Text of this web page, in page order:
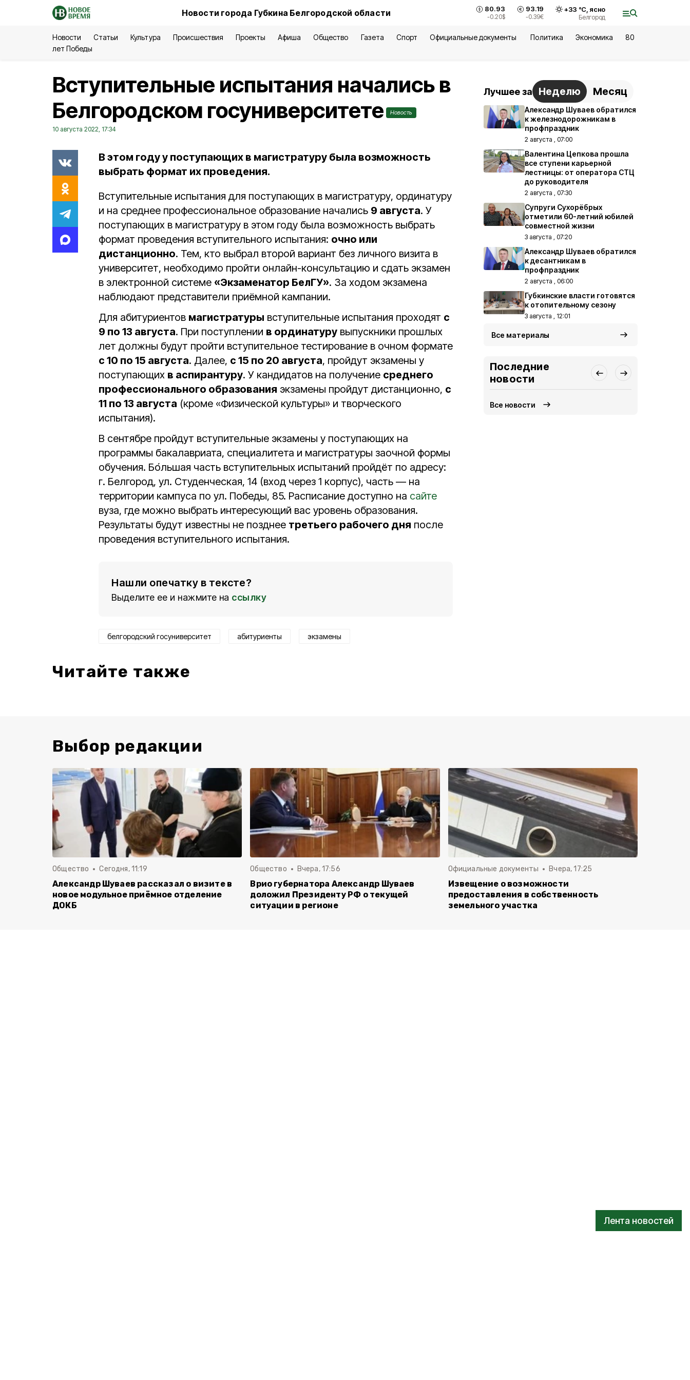
Новости города Губкина Белгородской области 80.93
-0.20$
93.19
-0.39€
+33 °С, ясно
Белгород
Новости Статьи Культура Происшествия Проекты Афиша Общество Газета Спорт Официальные документы Политика Экономика
80
лет Победы
Лента новостей
Вступительные испытания начались в
Белгородском госуниверситете
Новость
10 августа 2022, 17:34
В этом году у поступающих в магистратуру была возможность
выбрать формат их проведения.
Вступительные испытания для поступающих в магистратуру, ординатуру
и на среднее профессиональное образование начались 9 августа. У
поступающих в магистратуру в этом году была возможность выбрать
формат проведения вступительного испытания: очно или
дистанционно. Тем, кто выбрал второй вариант без личного визита в
университет, необходимо пройти онлайн-консультацию и сдать экзамен
в электронной системе «Экзаменатор БелГУ». За ходом экзамена
наблюдают представители приёмной кампании.
Для абитуриентов магистратуры вступительные испытания проходят с
9 по 13 августа. При поступлении в ординатуру выпускники прошлых
лет должны будут пройти вступительное тестирование в очном формате
с 10 по 15 августа. Далее, с 15 по 20 августа, пройдут экзамены у
поступающих в аспирантуру. У кандидатов на получение среднего
профессионального образования экзамены пройдут дистанционно, с
11 по 13 августа (кроме «Физической культуры» и творческого
испытания).
В сентябре пройдут вступительные экзамены у поступающих на
программы бакалавриата, специалитета и магистратуры заочной формы
обучения. Бо́льшая часть вступительных испытаний пройдёт по адресу:
г. Белгород, ул. Студенческая, 14 (вход через 1 корпус), часть — на
территории кампуса по ул. Победы, 85. Расписание доступно на сайте
вуза, где можно выбрать интересующий вас уровень образования.
Результаты будут известны не позднее третьего рабочего дня после
проведения вступительного испытания.
Нашли опечатку в тексте?
Выделите ее и нажмите на ссылку
белгородский госуниверситет абитуриенты экзамены
Читайте также
Лучшее за Неделю Месяц
Александр Шуваев обратился
к железнодорожникам в
профпраздник
2 августа , 07:00
Валентина Цепкова прошла
все ступени карьерной
лестницы: от оператора СТЦ
до руководителя
2 августа , 07:30
Супруги Сухорёбрых
отметили 60-летний юбилей
совместной жизни
3 августа , 07:20
Александр Шуваев обратился
к десантникам в
профпраздник
2 августа , 06:00
Губкинские власти готовятся
к отопительному сезону
3 августа , 12:01
Все материалы
Последние
новости
Все новости
Выбор редакции
Общество Сегодня, 11:19
Александр Шуваев рассказал о визите в
новое модульное приёмное отделение
ДОКБ
Общество Вчера, 17:56
Врио губернатора Александр Шуваев
доложил Президенту РФ о текущей
ситуации в регионе
Официальные документы Вчера, 17:25
Извещение о возможности
предоставления в собственность
земельного участка